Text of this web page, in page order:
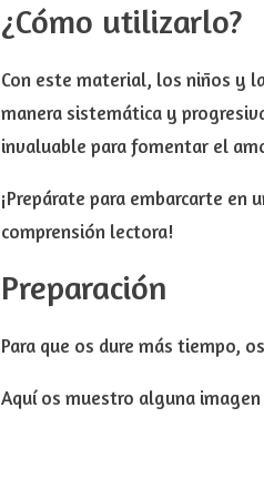
¿Cómo utilizarlo?
Con este material, los niños y
manera sistemática y
invaluable para fomentar el
¡Prepárate para embarcarte
comprensión lectora!
Preparación
Para que os dure más tiempo,
Aquí os muestro alguna